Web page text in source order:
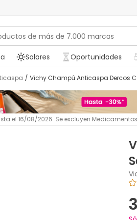
Solares Oportunidades
/ Vichy Champú Anticaspa Dercos
el 16/08/2026. Se excluyen